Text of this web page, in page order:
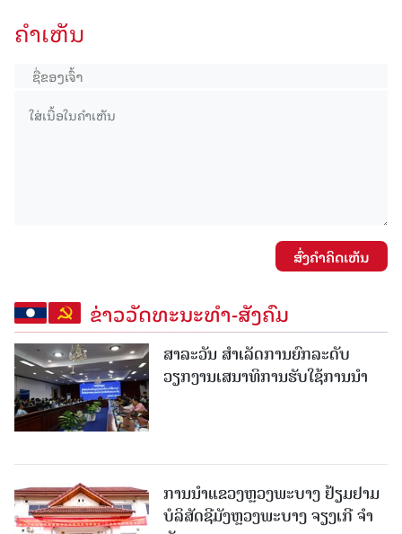
ຄໍາເຫັນ
ສົ່ງຄໍາຄິດເຫັນ
ຂ່າວວັດທະນະທຳ-ສັງຄົມ
ສາລະວັນ ສໍາເລັດການຍົກລະດັບ
ວຽກງານເສນາທິການຮັບໃຊ້ການນໍາ
ການນຳແຂວງຫຼວງພະບາງ ຢ້ຽມ​ຢາມ
ບໍ​ລິ​ສັດຊີມັງຫຼວງພະບາງ ຈຽງເກີ ຈໍາ